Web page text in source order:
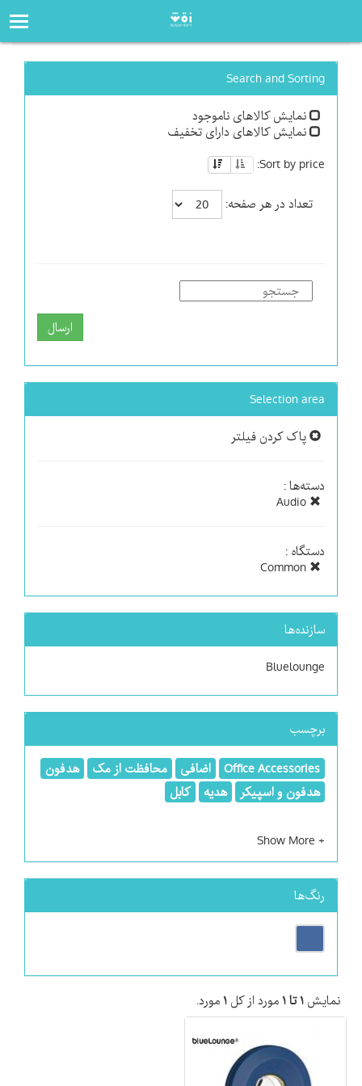
Search and Sorting
نمایش کالاهای ناموجود
نمایش کالاهای دارای تخفیف
Sort by price:
تعداد در هر صفحه:
ارسال
Selection area
پاک کردن فیلتر
دسته‌ها :
دستگاه :
سازنده‌ها
Bluelounge
برچسب
Office Accessories اضافی محافظت از مک
هدفون
هدفون و اسپیکر
هدیه کابل
رنگ‌ها
نمایش ۱ تا ۱ مورد از کل ۱ مورد.